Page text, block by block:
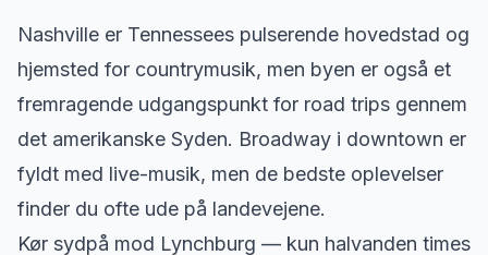
Nashville er Tennessees pulserende hovedstad og
hjemsted for countrymusik, men byen er også et
fremragende udgangspunkt for road trips gennem
det amerikanske Syden. Broadway i downtown er
fyldt med live-musik, men de bedste oplevelser
finder du ofte ude på landevejene.
Kør sydpå mod Lynchburg — kun halvanden times